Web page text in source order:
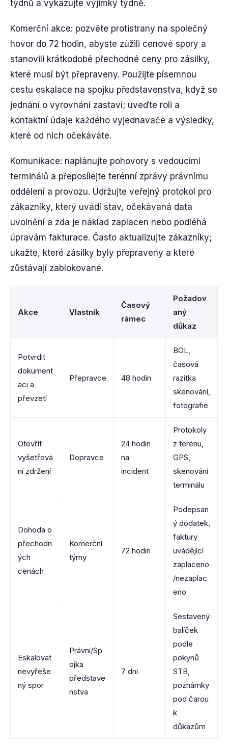
týdnů a vykazujte výjimky týdně.
Komerční akce: pozvěte protistrany na společný
hovor do 72 hodin, abyste zúžili cenové spory a
stanovili krátkodobé přechodné ceny pro zásilky,
které musí být přepraveny. Použijte písemnou
cestu eskalace na spojku představenstva, když se
jednání o vyrovnání zastaví; uveďte roli a
kontaktní údaje každého vyjednavače a výsledky,
které od nich očekáváte.
Komunikace: naplánujte pohovory s vedoucími
terminálů a přeposílejte terénní zprávy právnímu
oddělení a provozu. Udržujte veřejný protokol pro
zákazníky, který uvádí stav, očekávaná data
uvolnění a zda je náklad zaplacen nebo podléhá
úpravám fakturace. Často aktualizujte zákazníky;
ukažte, které zásilky byly přepraveny a které
zůstávají zablokované.
Akce Vlastník
Časový
rámec
Požadov
aný
důkaz
Potvrdit
dokument
aci a
převzetí
Přepravce 48 hodin
BOL,
časová
razítka
skenování,
fotografie
Otevřít
vyšetřová
ní zdržení
Dopravce
24 hodin
na
incident
Protokoly
z terénu,
GPS,
skenování
terminálu
Dohoda o
přechodn
ých
cenách
Komerční
týmy
72 hodin
Podepsan
ý dodatek,
faktury
uvádějící
zaplaceno
/nezaplac
eno
Eskalovat
nevyřeše
ný spor
Právní/Sp
ojka
představe
nstva
7 dní
Sestavený
balíček
podle
pokynů
STB,
poznámky
pod čarou
k
důkazům